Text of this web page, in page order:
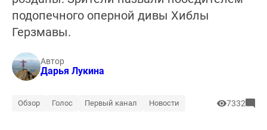
подопечного оперной дивы Хиблы
Герзмавы.
Автор
Дарья Лукина
Обзор Голос Первый канал Новости 7332